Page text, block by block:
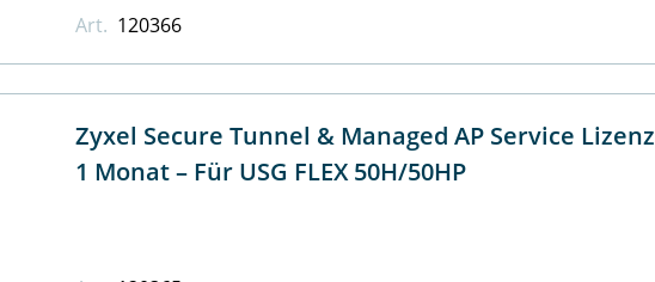
Art. 120366
Zyxel Secure Tunnel & Managed AP Service Lizenz
1 Monat – Für USG FLEX 50H/50HP